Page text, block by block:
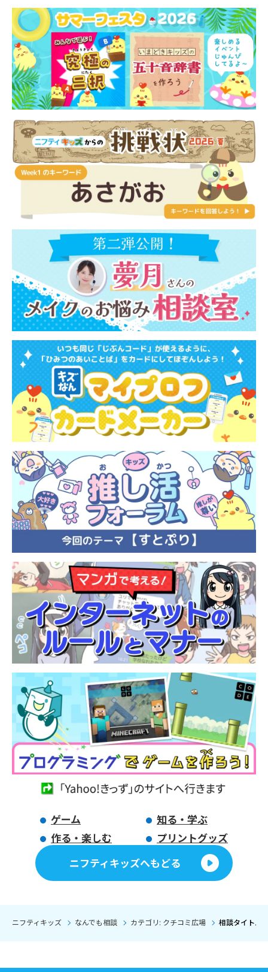
ゲーム
知る・学ぶ
作る・楽しむ
プリントグッズ
ニフティキッズへもどる
ニフティキッズ なんでも相談 カテゴリ: クチコミ広場 相談タイトル: